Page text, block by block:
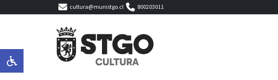
cultura@munistgo.cl 800203011